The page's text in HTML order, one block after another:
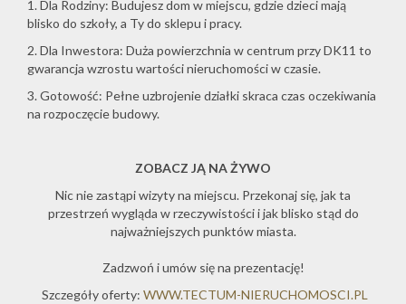
1. Dla Rodziny: Budujesz dom w miejscu, gdzie dzieci mają
blisko do szkoły, a Ty do sklepu i pracy.
2. Dla Inwestora: Duża powierzchnia w centrum przy DK11 to
gwarancja wzrostu wartości nieruchomości w czasie.
3. Gotowość: Pełne uzbrojenie działki skraca czas oczekiwania
na rozpoczęcie budowy.
ZOBACZ JĄ NA ŻYWO
Nic nie zastąpi wizyty na miejscu. Przekonaj się, jak ta
przestrzeń wygląda w rzeczywistości i jak blisko stąd do
najważniejszych punktów miasta.
Zadzwoń i umów się na prezentację!
Szczegóły oferty: WWW.TECTUM-NIERUCHOMOSCI.PL